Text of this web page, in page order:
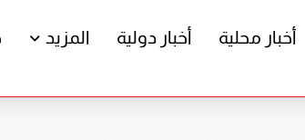
أخبار محلية أخبار دولية المزيد